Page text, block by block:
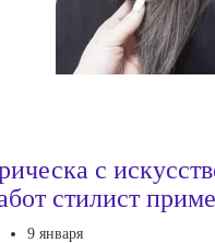
с
стилист
9 января